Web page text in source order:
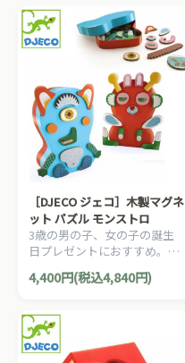
ちが住む家を考えてみましょ
う。
［DJECO ジェコ］木製マグネ
ット パズル モンストロ
3歳の男の子、女の子の誕生
日プレゼントにおすすめ。福
笑いのようなフランス・
DJECOの木製マグネットパズ
4,400円(税込4,840円)